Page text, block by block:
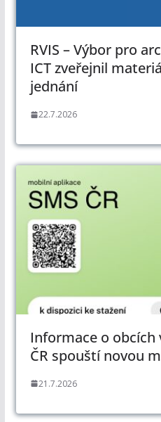
RVIS – Výbor pro
ICT zveřejnil
jednání
22.7.2026
Informace o obcích
ČR spouští novou
21.7.2026